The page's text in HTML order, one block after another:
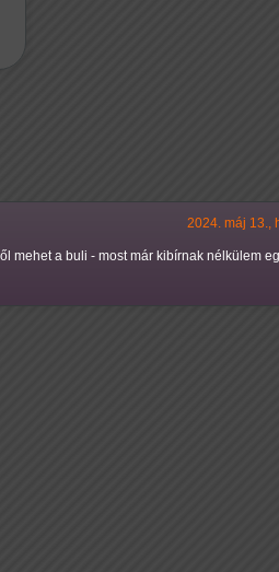
2024. máj 13.,
mehet a buli - most már kibírnak nélkülem